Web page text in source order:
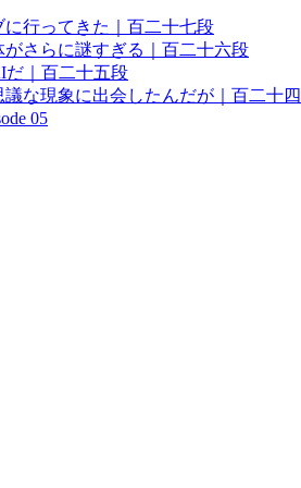
行ってきた｜百二十七段
さらに謎すぎる｜百二十六段
｜百二十五段
な現象に出会したんだが｜百二十
05